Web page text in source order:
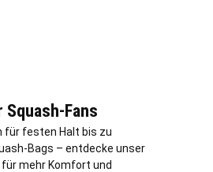
Fans
für festen Halt bis zu
Bags – entdecke unser
mehr Komfort und